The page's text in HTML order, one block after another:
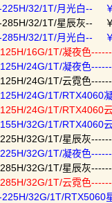
225H/32/1T/月光白--
285H/32/1T/星辰灰--
285H/32/1T/月光白--
125H/16G/1T/凝夜色
125H/24G/1T/凝夜色
125H/24G/1T/云霓色
24G/1T/
24G/1T/
32G/1T/
32G/1T/星辰灰
32G/1T/凝夜色
32G/1T/星辰灰
32G/1T/云霓色
225H/32G/1T/